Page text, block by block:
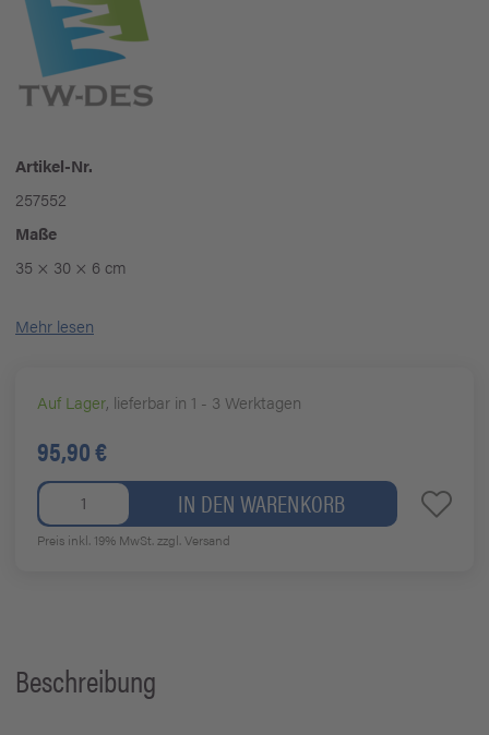
Artikel-Nr.
257552
Maße
35 × 30 × 6 cm
Mehr lesen
Auf Lager, lieferbar in 1 - 3 Werktagen
95,90 €
IN DEN WARENKORB
Preis inkl. 19% MwSt.zzgl. Versand
Beschreibung